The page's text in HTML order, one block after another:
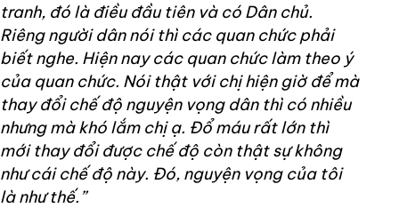
tranh, đó là điều đầu tiên và có Dân chủ.
Riêng người dân nói thì các quan chức phải
biết nghe. Hiện nay các quan chức làm theo ý
của quan chức. Nói thật với chị hiện giờ để mà
thay đổi chế độ nguyện vọng dân thì có nhiều
nhưng mà khó lắm chị ạ. Đổ máu rất lớn thì
mới thay đổi được chế độ còn thật sự không
như cái chế độ này. Đó, nguyện vọng của tôi
là như thế.”